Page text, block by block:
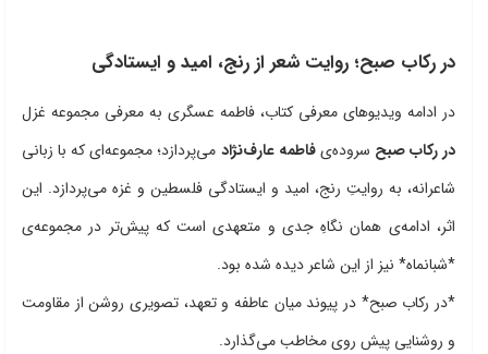
در رکاب صبح؛ روایت شعر از رنج، امید و ایستادگی
در ادامه ویدیوهای معرفی کتاب، فاطمه عسگری به معرفی مجموعه‌ غزل
در رکاب صبح سروده‌یفاطمه عارف‌نژاد می‌پردازد؛ مجموعه‌ای که با زبانی
شاعرانه، به روایتِ رنج، امید و ایستادگی فلسطین و غزه می‌پردازد. این
اثر، ادامه‌ی همان نگاهِ جدی و متعهدی است که پیش‌تر در مجموعه‌ی
*شبانماه* نیز از این شاعر دیده شده بود.
*در رکاب صبح* در پیوند میان عاطفه و تعهد، تصویری روشن از مقاومت
و روشنایی پیش روی مخاطب می‌گذارد.